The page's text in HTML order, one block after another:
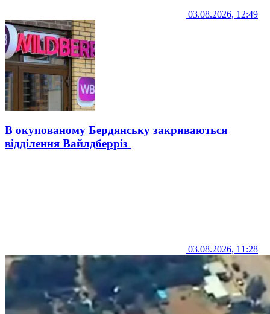
03.08.2026, 12:49
В окупованому Бердянську закриваються
відділення Вайлдберріз
03.08.2026, 11:28